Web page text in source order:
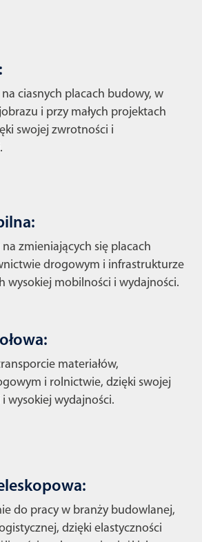
ciasnych placach budowy, w
i przy małych projektach
swojej zwrotności i
zmieniających się placach
drogowym i infrastrukturze
wysokiej mobilności i wydajności.
materiałów,
i rolnictwie, dzięki swojej
wysokiej wydajności.
do pracy w branży budowlanej,
dzięki elastyczności